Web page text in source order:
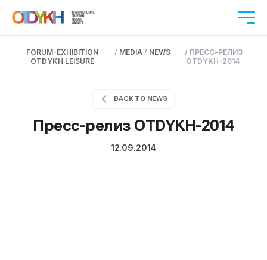
FORUM-EXHIBITION
OTDYKH LEISURE
/ MEDIA / NEWS / ПРЕСС-РЕЛИЗ
OTDYKH-2014
BACK TO NEWS
Пресс-релиз OTDYKH-2014
12.09.2014